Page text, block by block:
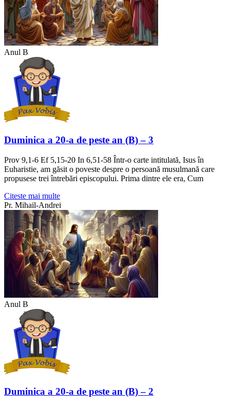
Anul B
Duminica a 20-a de peste an (B) – 3
Prov 9,1-6 Ef 5,15-20 In 6,51-58 Într-o carte intitulată, Isus în
Euharistie, am găsit o poveste despre o persoană musulmană care
propusese trei întrebări episcopului. Prima dintre ele era, Cum
Citeste mai multe
Pr. Mihail-Andrei
Anul B
Duminica a 20-a de peste an (B) – 2